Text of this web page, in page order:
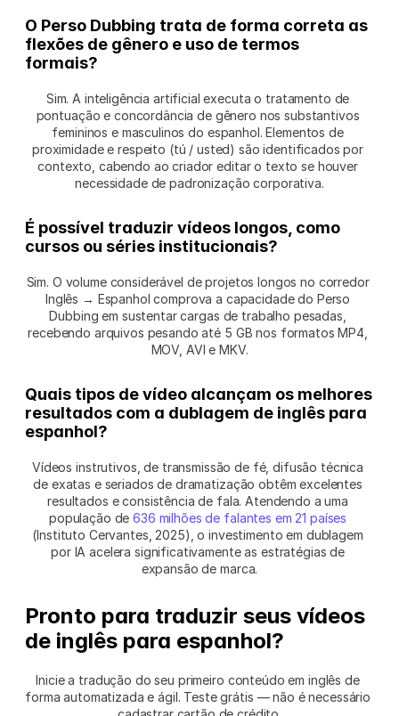
O Perso Dubbing trata de forma correta as
flexões de gênero e uso de termos
formais?
Sim. A inteligência artificial executa o tratamento de
pontuação e concordância de gênero nos substantivos
femininos e masculinos do espanhol. Elementos de
proximidade e respeito (tú / usted) são identificados por
contexto, cabendo ao criador editar o texto se houver
necessidade de padronização corporativa.
É possível traduzir vídeos longos, como
cursos ou séries institucionais?
Sim. O volume considerável de projetos longos no corredor
Inglês → Espanhol comprova a capacidade do Perso
Dubbing em sustentar cargas de trabalho pesadas,
recebendo arquivos pesando até 5 GB nos formatos MP4,
MOV, AVI e MKV.
Quais tipos de vídeo alcançam os melhores
resultados com a dublagem de inglês para
espanhol?
Vídeos instrutivos, de transmissão de fé, difusão técnica
de exatas e seriados de dramatização obtêm excelentes
resultados e consistência de fala. Atendendo a uma
população de 636 milhões de falantes em 21 países
(Instituto Cervantes, 2025), o investimento em dublagem
por IA acelera significativamente as estratégias de
expansão de marca.
Pronto para traduzir seus vídeos
de inglês para espanhol?
Inicie a tradução do seu primeiro conteúdo em inglês de
forma automatizada e ágil. Teste grátis — não é necessário